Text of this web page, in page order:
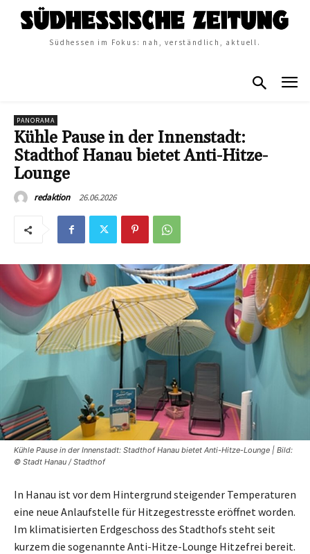
Südhessen im Fokus: nah, verständlich, aktuell.
PANORAMA
Kühle Pause in der Innenstadt:
Stadthof Hanau bietet Anti-Hitze-
Lounge
redaktion 26.06.2026
Kühle Pause in der Innenstadt: Stadthof Hanau bietet Anti-Hitze-Lounge | Bild:
© Stadt Hanau / Stadthof
In Hanau ist vor dem Hintergrund steigender Temperaturen
eine neue Anlaufstelle für Hitzegestresste eröffnet worden.
Im klimatisierten Erdgeschoss des Stadthofs steht seit
kurzem die sogenannte Anti-Hitze-Lounge Hitzefrei bereit.